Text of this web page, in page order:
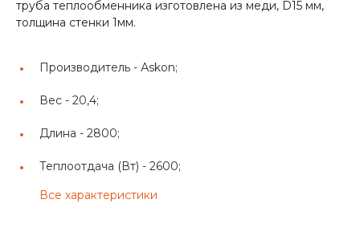
труба теплообменника изготовлена из меди, D15 мм,
толщина стенки 1мм.
Производитель - Аskon;
Вес - 20,4;
Длина - 2800;
Теплоотдача (Вт) - 2600;
Все характеристики